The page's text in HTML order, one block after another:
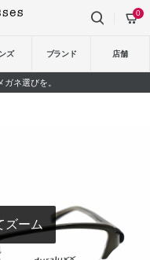
ズ ブランド 店舗
0
ネ選びを。
ズーム